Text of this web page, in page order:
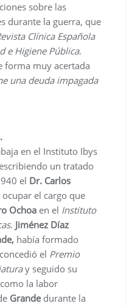
sobre las
durante la guerra, que
Clínica Española
e Higiene Pública.
forma muy acertada
una deuda impagada
en el Instituto Ibys
un tratado
el Dr. Carlos
el cargo que
Ochoa en el Instituto
. Jiménez Díaz
había formado
el Premio
y seguido su
la labor
Grandedurante la